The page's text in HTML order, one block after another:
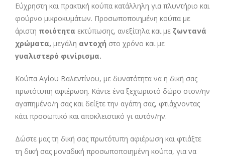
Εύχρηστη και πρακτική κούπα κατάλληλη για πλυντήριο και
φούρνο μικροκυμάτων. Προσωποποιημένη κούπα με
άριστη ποιότητα εκτύπωσης, ανεξίτηλα και με ζωντανά
χρώματα, μεγάλη αντοχή στο χρόνο και με
γυαλιστερό φινίρισμα.
Κούπα Αγίου Βαλεντίνου, με δυνατότητα να η δική σας
πρωτότυπη αφιέρωση. Κάντε ένα ξεχωριστό δώρο στον/ην
αγαπημένο/η σας και δείξτε την αγάπη σας, φτιάχνοντας
κάτι προσωπικό και αποκλειστικό γι αυτόν/ην.
Δώστε μας τη δική σας πρωτότυπη αφιέρωση και φτιάξτε
τη δική σας μοναδική προσωποποιημένη κούπα, για να